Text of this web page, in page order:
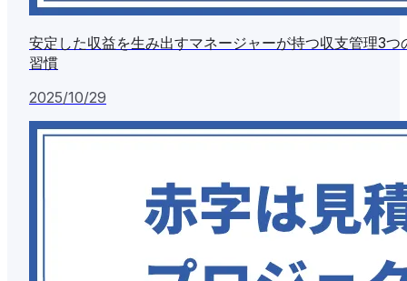
安定した収益を生み出すマネージャーが持つ収支管理3つ
習慣
2025/10/29